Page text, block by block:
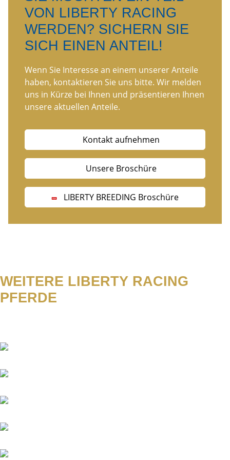
VON LIBERTY RACING
WERDEN? SICHERN SIE
SICH EINEN ANTEIL!
Wenn Sie Interesse an einem unserer Anteile
haben, kontaktieren Sie uns bitte. Wir melden
uns in Kürze bei Ihnen und präsentieren Ihnen
unsere aktuellen Anteile.
Kontakt aufnehmen
Unsere Broschüre
LIBERTY BREEDING Broschüre
WEITERE LIBERTY RACING
PFERDE